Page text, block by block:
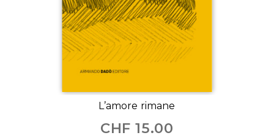
L’amore rimane
CHF 15.00